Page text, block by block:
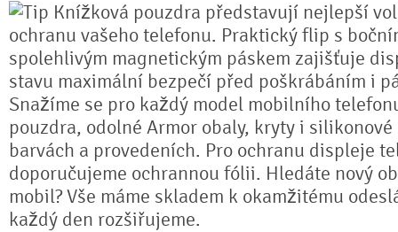
Knížková pouzdra představují nejlepší
ochranu vašeho telefonu. Praktický flip s
spolehlivým magnetickým páskem zajišťuje
stavu maximální bezpečí před poškrábáním i
Snažíme se pro každý model mobilního
pouzdra, odolné Armor obaly, kryty i
barvách a provedeních. Pro ochranu displeje
doporučujeme ochrannou fólii. Hledáte nový
mobil? Vše máme skladem k okamžitému
každý den rozšiřujeme.